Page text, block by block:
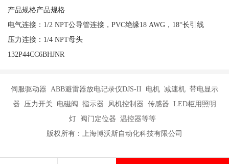
产品规格产品规格
电气连接：1/2 NPT公导管连接，PVC绝缘18 AWG，18“长引线
压力连接：1/4 NPT母头
132P44CC6BHJNR
伺服驱动器 ABB避雷器放电记录仪DJS-II 电机 减速机 带电显示
器 压力开关 电磁阀 指示器 风机控制器 传感器 LED柜用照明
灯 阀门定位器 温控器等等
版权所有：上海博沃斯自动化科技有限公司